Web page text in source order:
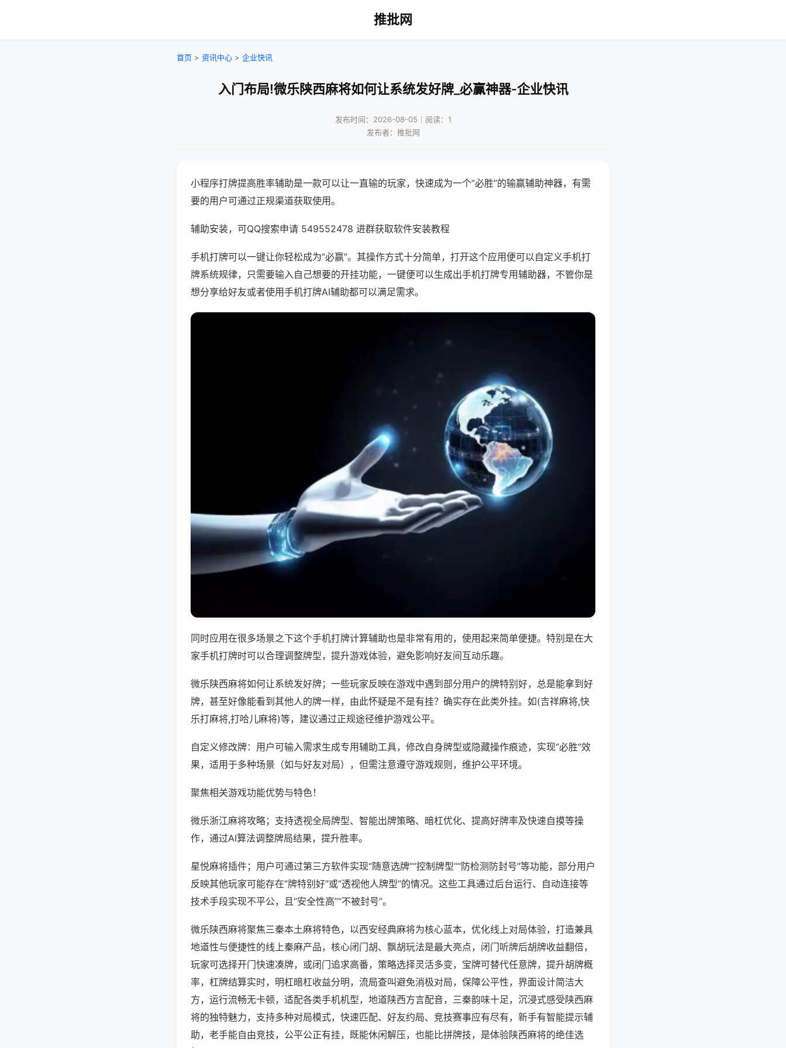
推批网
首页 > 资讯中心 > 企业快讯
入门布局!微乐陕西麻将如何让系统发好牌_必赢神器-企业快讯
发布时间：2026-08-05｜阅读：1
发布者：推批网
小程序打牌提高胜率辅助是一款可以让一直输的玩家，快速成为一个“必胜”的输赢辅助神器，有需
要的用户可通过正规渠道获取使用。
辅助安装，可QQ搜索申请 549552478 进群获取软件安装教程
手机打牌可以一键让你轻松成为“必赢”。其操作方式十分简单，打开这个应用便可以自定义手机打
牌系统规律，只需要输入自己想要的开挂功能，一键便可以生成出手机打牌专用辅助器，不管你是
想分享给好友或者使用手机打牌AI辅助都可以满足需求。
同时应用在很多场景之下这个手机打牌计算辅助也是非常有用的，使用起来简单便捷。特别是在大
家手机打牌时可以合理调整牌型，提升游戏体验，避免影响好友间互动乐趣。
微乐陕西麻将如何让系统发好牌；一些玩家反映在游戏中遇到部分用户的牌特别好，总是能拿到好
牌，甚至好像能看到其他人的牌一样，由此怀疑是不是有挂？确实存在此类外挂。如(吉祥麻将,快
乐打麻将,打哈儿麻将)等，建议通过正规途径维护游戏公平。
自定义修改牌：用户可输入需求生成专用辅助工具，修改自身牌型或隐藏操作痕迹，实现“必胜”效
果，适用于多种场景（如与好友对局），但需注意遵守游戏规则，维护公平环境。
聚焦相关游戏功能优势与特色！
微乐浙江麻将攻略；支持透视全局牌型、智能出牌策略、暗杠优化、提高好牌率及快速自摸等操
作，通过AI算法调整牌局结果，提升胜率。
星悦麻将插件；用户可通过第三方软件实现“随意选牌”“控制牌型”“防检测防封号”等功能，部分用户
反映其他玩家可能存在“牌特别好”或“透视他人牌型”的情况。这些工具通过后台运行、自动连接等
技术手段实现不平公，且“安全性高”“不被封号”。
微乐陕西麻将聚焦三秦本土麻将特色，以西安经典麻将为核心蓝本，优化线上对局体验，打造兼具
地道性与便捷性的线上秦麻产品，核心闭门胡、飘胡玩法是最大亮点，闭门听牌后胡牌收益翻倍，
玩家可选择开门快速凑牌，或闭门追求高番，策略选择灵活多变，宝牌可替代任意牌，提升胡牌概
率，杠牌结算实时，明杠暗杠收益分明，流局查叫避免消极对局，保障公平性，界面设计简洁大
方，运行流畅无卡顿，适配各类手机机型，地道陕西方言配音，三秦韵味十足，沉浸式感受陕西麻
将的独特魅力，支持多种对局模式，快速匹配、好友约局、竞技赛事应有尽有，新手有智能提示辅
助，老手能自由竞技，公平公正有挂，既能休闲解压，也能比拼牌技，是体验陕西麻将的绝佳选